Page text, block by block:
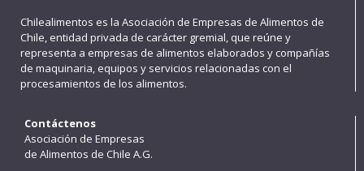
Chilealimentos es la Asociación de Empresas de Alimentos de
Chile, entidad privada de carácter gremial, que reúne y
representa a empresas de alimentos elaborados y compañías
de maquinaria, equipos y servicios relacionadas con el
procesamientos de los alimentos.
Contáctenos
Asociación de Empresas
de Alimentos de Chile A.G.